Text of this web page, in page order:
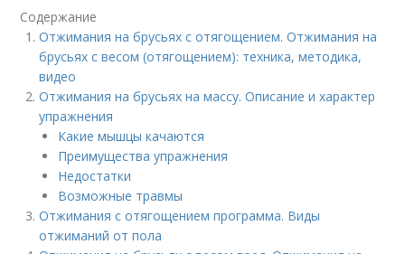
Содержание
Отжимания на брусьях с отягощением. Отжимания на
брусьях с весом (отягощением): техника, методика,
видео
Отжимания на брусьях на массу. Описание и характер
упражнения
Какие мышцы качаются
Преимущества упражнения
Недостатки
Возможные травмы
Отжимания с отягощением программа. Виды
отжиманий от пола